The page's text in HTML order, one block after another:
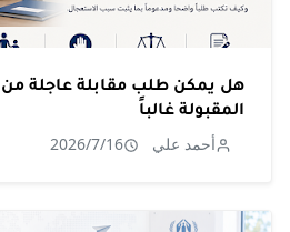
هل يمكن طلب مقابلة عاجلة من
المقبولة غالباً
أحمد علي 2026/7/16